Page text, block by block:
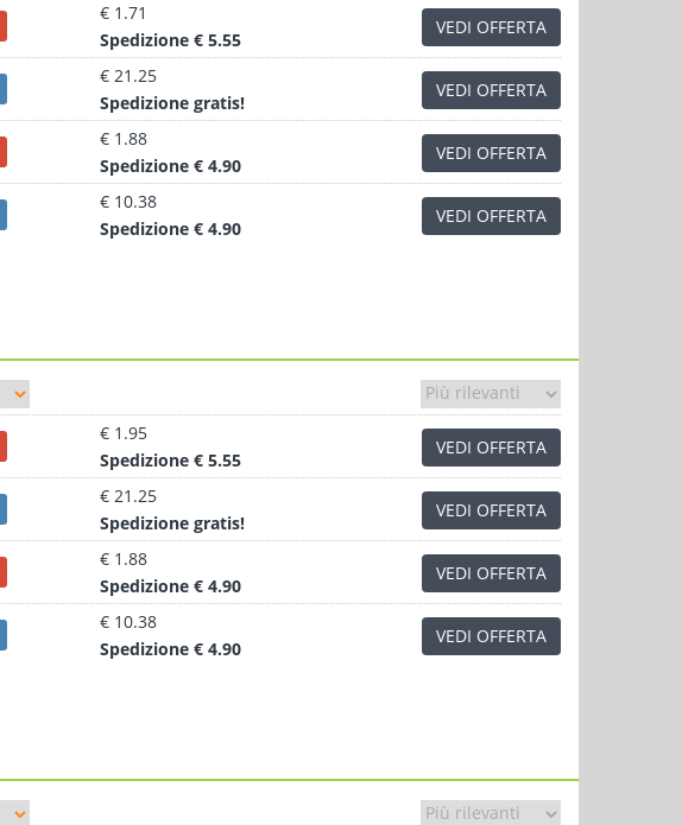
€ 1.71
Spedizione € 5.55
VEDI OFFERTA
€ 21.25
Spedizione gratis!
VEDI OFFERTA
€ 1.88
Spedizione € 4.90
VEDI OFFERTA
€ 10.38
Spedizione € 4.90
VEDI OFFERTA
€ 1.95
Spedizione € 5.55
VEDI OFFERTA
€ 21.25
Spedizione gratis!
VEDI OFFERTA
€ 1.88
Spedizione € 4.90
VEDI OFFERTA
€ 10.38
Spedizione € 4.90
VEDI OFFERTA